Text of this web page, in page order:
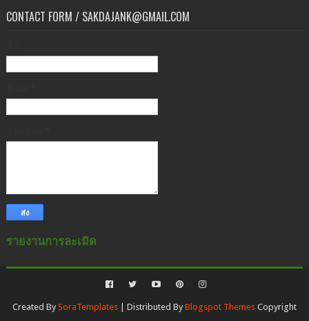
CONTACT FORM / SAKDAJANK@GMAIL.COM
รายงานการละเมิด
Created By SoraTemplates| Distributed By Blogspot ThemesCopyright